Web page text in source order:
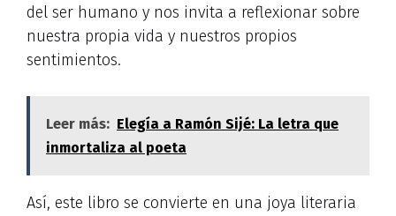
del ser humano y nos invita a reflexionar sobre
nuestra propia vida y nuestros propios
sentimientos.
Leer más: Elegía a Ramón Sijé: La letra que
inmortaliza al poeta
Así, este libro se convierte en una joya literaria